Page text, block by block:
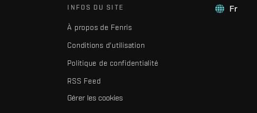
Fr
INFOS DU SITE
À propos de Fenris
Conditions d'utilisation
Politique de confidentialité
RSS Feed
Gérer les cookies